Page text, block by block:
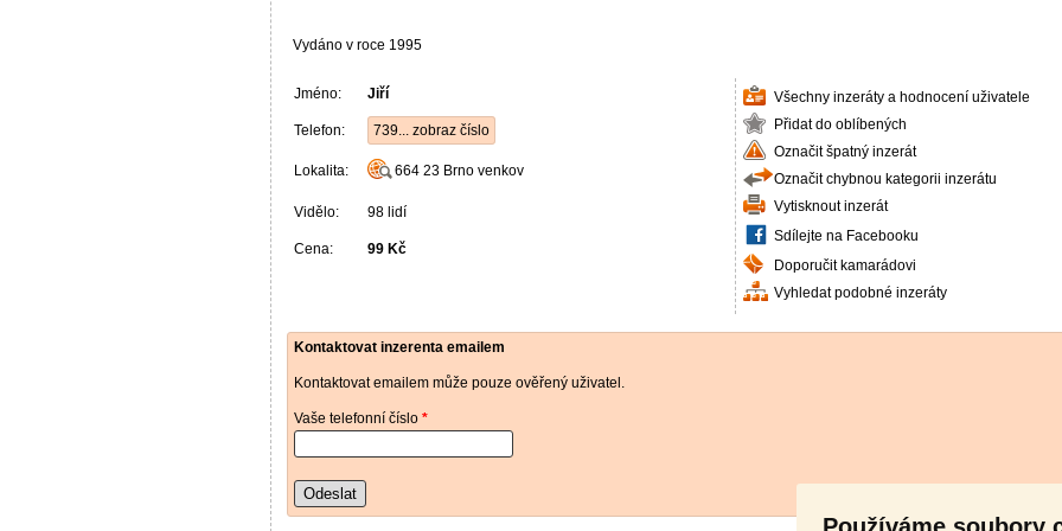
Vydáno v roce 1995
Jméno: Jiří
Telefon: 739... zobraz číslo
Lokalita: 664 23 Brno venkov
Vidělo: 98 lidí
Cena: 99 Kč
Všechny inzeráty a hodnocení uživatele
Přidat do oblíbených
Označit špatný inzerát
Označit chybnou kategorii inzerátu
Vytisknout inzerát
Sdílejte na Facebooku
Doporučit kamarádovi
Vyhledat podobné inzeráty
Kontaktovat inzerenta emailem
Kontaktovat emailem může pouze ověřený uživatel.
Vaše telefonní číslo *
Odeslat